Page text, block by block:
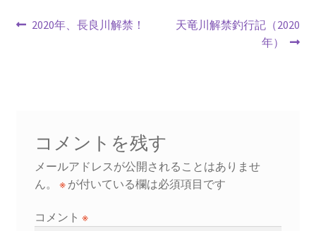
k
投
ゲ
ー
シ
ョ
前
2020年、長良川解禁！
次
天竜川解禁釣行記（2020
年）
コメントを残す
メールアドレスが公開されることはありませ
ん。
※が付いている欄は必須項目です
コメント ※